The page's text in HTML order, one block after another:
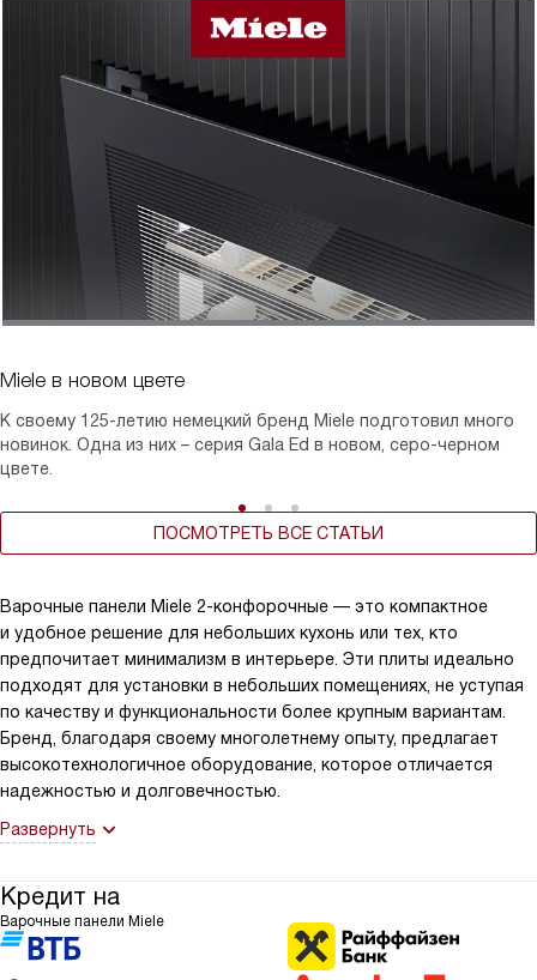
Miele в новом цвете
К своему 125-летию немецкий бренд Miele подготовил много
новинок. Одна из них – серия Gala Ed в новом, серо-черном
цвете.
ПОСМОТРЕТЬ ВСЕ СТАТЬИ
Варочные панели Miele 2-конфорочные — это компактное
и удобное решение для небольших кухонь или тех, кто
предпочитает минимализм в интерьере. Эти плиты идеально
подходят для установки в небольших помещениях, не уступая
по качеству и функциональности более крупным вариантам.
Бренд, благодаря своему многолетнему опыту, предлагает
высокотехнологичное оборудование, которое отличается
надежностью и долговечностью.
Развернуть
Кредит на
Варочные панели Miele